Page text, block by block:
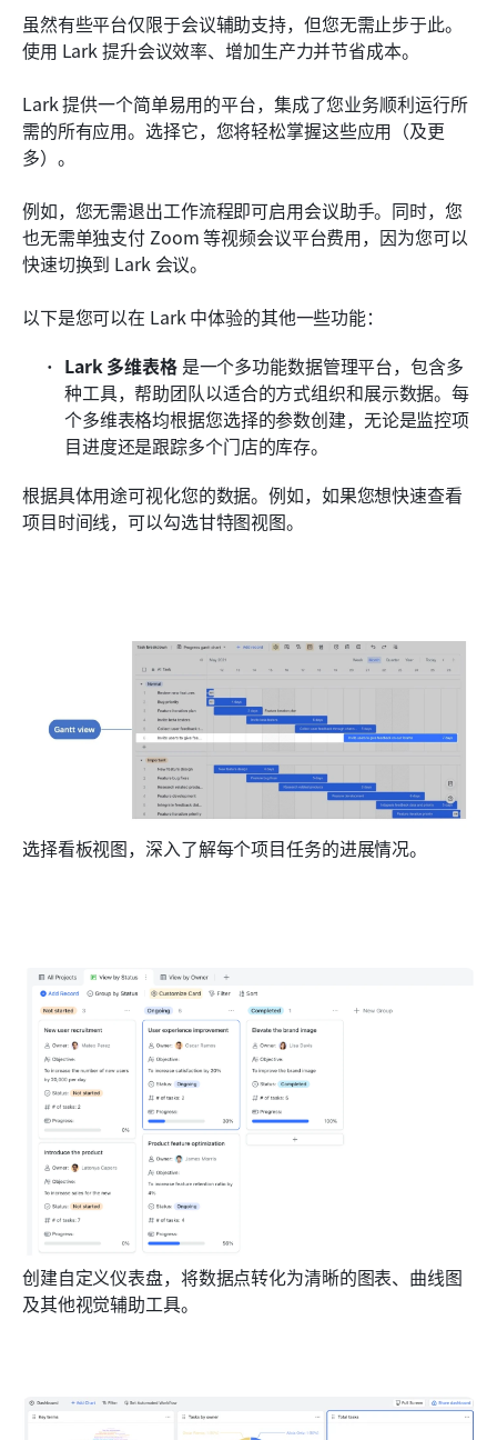
虽然有些平台仅限于会议辅助支持，但您无需止步于此。
使用 Lark 提升会议效率、增加生产力并节省成本。
Lark 提供一个简单易用的平台，集成了您业务顺利运行所
需的所有应用。选择它，您将轻松掌握这些应用（及更
多）。
例如，您无需退出工作流程即可启用会议助手。同时，您
也无需单独支付 Zoom 等视频会议平台费用，因为您可以
快速切换到 Lark 会议。
以下是您可以在 Lark 中体验的其他一些功能：
Lark 多维表格 是一个多功能数据管理平台，包含多
种工具，帮助团队以适合的方式组织和展示数据。每
个多维表格均根据您选择的参数创建，无论是监控项
目进度还是跟踪多个门店的库存。
根据具体用途可视化您的数据。例如，如果您想快速查看
项目时间线，可以勾选甘特图视图。
选择看板视图，深入了解每个项目任务的进展情况。
创建自定义仪表盘，将数据点转化为清晰的图表、曲线图
及其他视觉辅助工具。